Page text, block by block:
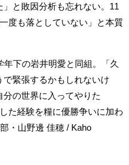
と敗因分析も忘れない。11
度も落としていない」と本質
下の岩井明愛と同組。「久
緊張するかもしれないけ
の世界に入ってやりた
た経験を糧に優勝争いに加わ
・山野邊 佳穂 / Kaho